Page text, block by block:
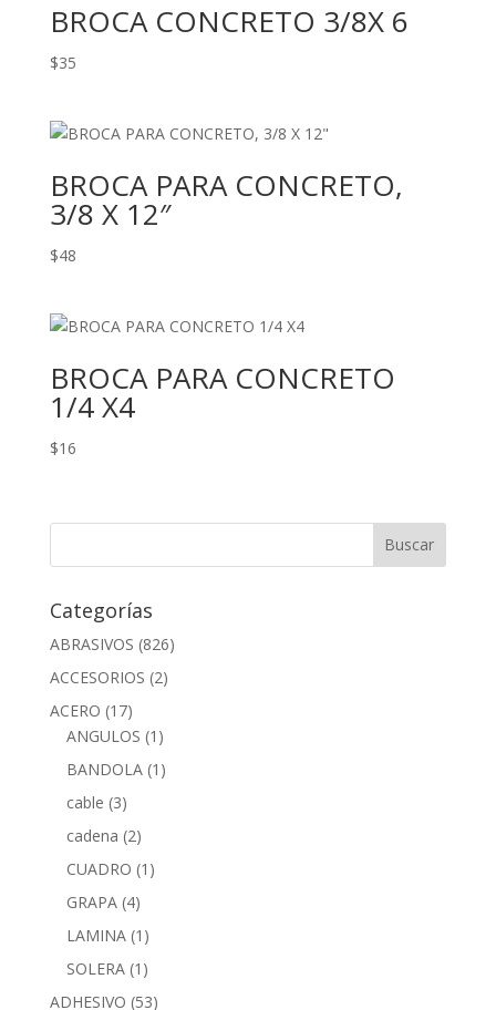
BROCA CONCRETO 3/8X 6
$35
BROCA PARA CONCRETO,
3/8 X 12″
$48
BROCA PARA CONCRETO
1/4 X4
$16
Categorías
ABRASIVOS (826)
ACCESORIOS (2)
ACERO (17)
ANGULOS (1)
BANDOLA (1)
cable (3)
cadena (2)
CUADRO (1)
GRAPA (4)
LAMINA (1)
SOLERA (1)
ADHESIVO (53)